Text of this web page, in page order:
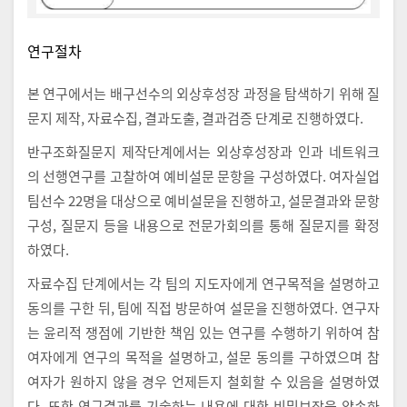
연구절차
본 연구에서는 배구선수의 외상후성장 과정을 탐색하기 위해 질
문지 제작, 자료수집, 결과도출, 결과검증 단계로 진행하였다.
반구조화질문지 제작단계에서는 외상후성장과 인과 네트워크
의 선행연구를 고찰하여 예비설문 문항을 구성하였다. 여자실업
팀선수 22명을 대상으로 예비설문을 진행하고, 설문결과와 문항
구성, 질문지 등을 내용으로 전문가회의를 통해 질문지를 확정
하였다.
자료수집 단계에서는 각 팀의 지도자에게 연구목적을 설명하고
동의를 구한 뒤, 팀에 직접 방문하여 설문을 진행하였다. 연구자
는 윤리적 쟁점에 기반한 책임 있는 연구를 수행하기 위하여 참
여자에게 연구의 목적을 설명하고, 설문 동의를 구하였으며 참
여자가 원하지 않을 경우 언제든지 철회할 수 있음을 설명하였